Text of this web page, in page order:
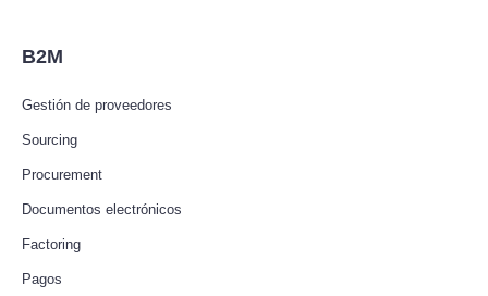
B2M
Gestión de proveedores
Sourcing
Procurement
Documentos electrónicos
Factoring
Pagos